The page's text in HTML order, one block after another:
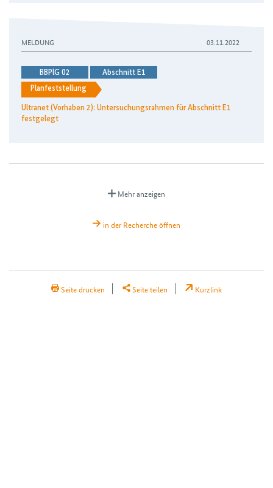
MELDUNG 03.11.2022
BBPlG 02
Abschnitt E1
Planfeststellung
Ultranet (Vorhaben 2): Untersuchungsrahmen für Abschnitt E1
festgelegt
Mehr anzeigen
in der Recherche öffnen
Seite drucken Seite teilen Kurzlink